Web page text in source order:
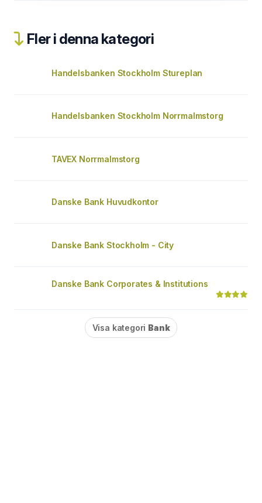
Fler i denna kategori
Handelsbanken Stockholm Stureplan
Handelsbanken Stockholm Norrmalmstorg
TAVEX Norrmalmstorg
Danske Bank Huvudkontor
Danske Bank Stockholm - City
Danske Bank Corporates & Institutions
Visa kategori Bank